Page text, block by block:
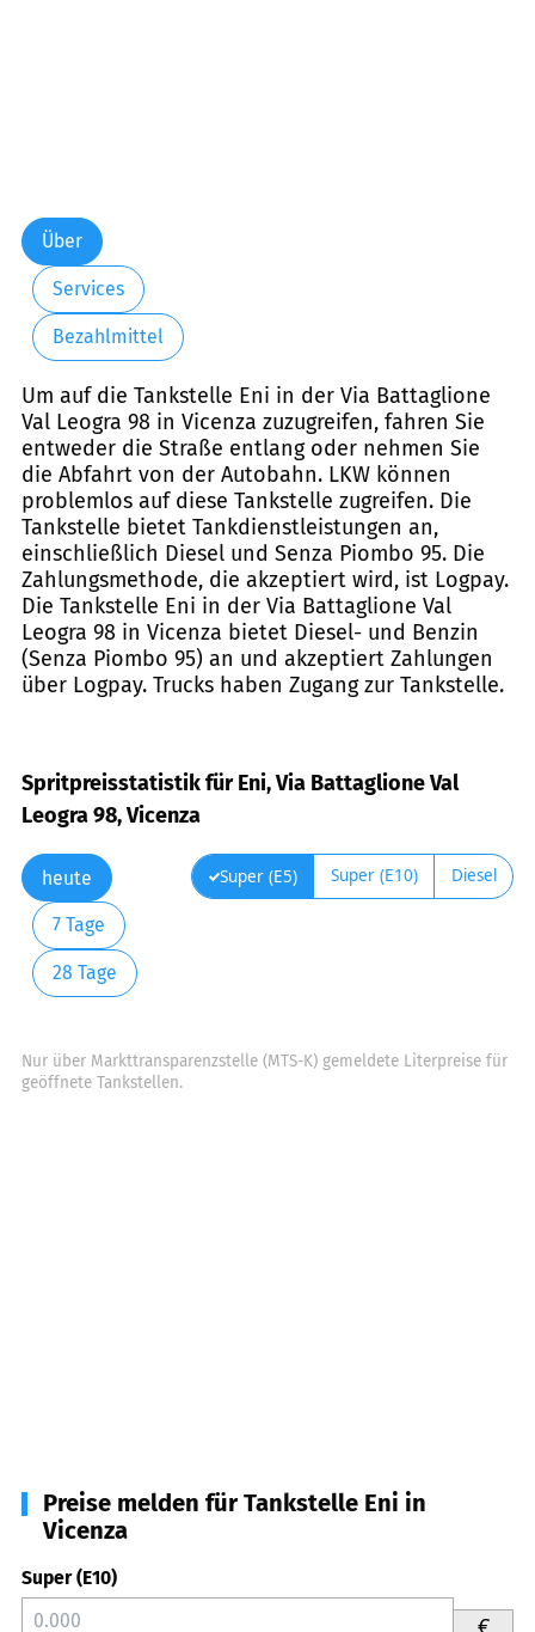
Über
Services
Bezahlmittel
Um auf die Tankstelle Eni in der Via Battaglione
Val Leogra 98 in Vicenza zuzugreifen, fahren Sie
entweder die Straße entlang oder nehmen Sie
die Abfahrt von der Autobahn. LKW können
problemlos auf diese Tankstelle zugreifen. Die
Tankstelle bietet Tankdienstleistungen an,
einschließlich Diesel und Senza Piombo 95. Die
Zahlungsmethode, die akzeptiert wird, ist Logpay.
Die Tankstelle Eni in der Via Battaglione Val
Leogra 98 in Vicenza bietet Diesel- und Benzin
(Senza Piombo 95) an und akzeptiert Zahlungen
über Logpay. Trucks haben Zugang zur Tankstelle.
Spritpreisstatistik für Eni, Via Battaglione Val
Leogra 98, Vicenza
heute
7 Tage
28 Tage
Super (E5) Super (E10) Diesel
Nur über Markttransparenzstelle (MTS-K) gemeldete Literpreise für
geöffnete Tankstellen.
Preise melden für Tankstelle Eni in
Vicenza
Super (E10)
€